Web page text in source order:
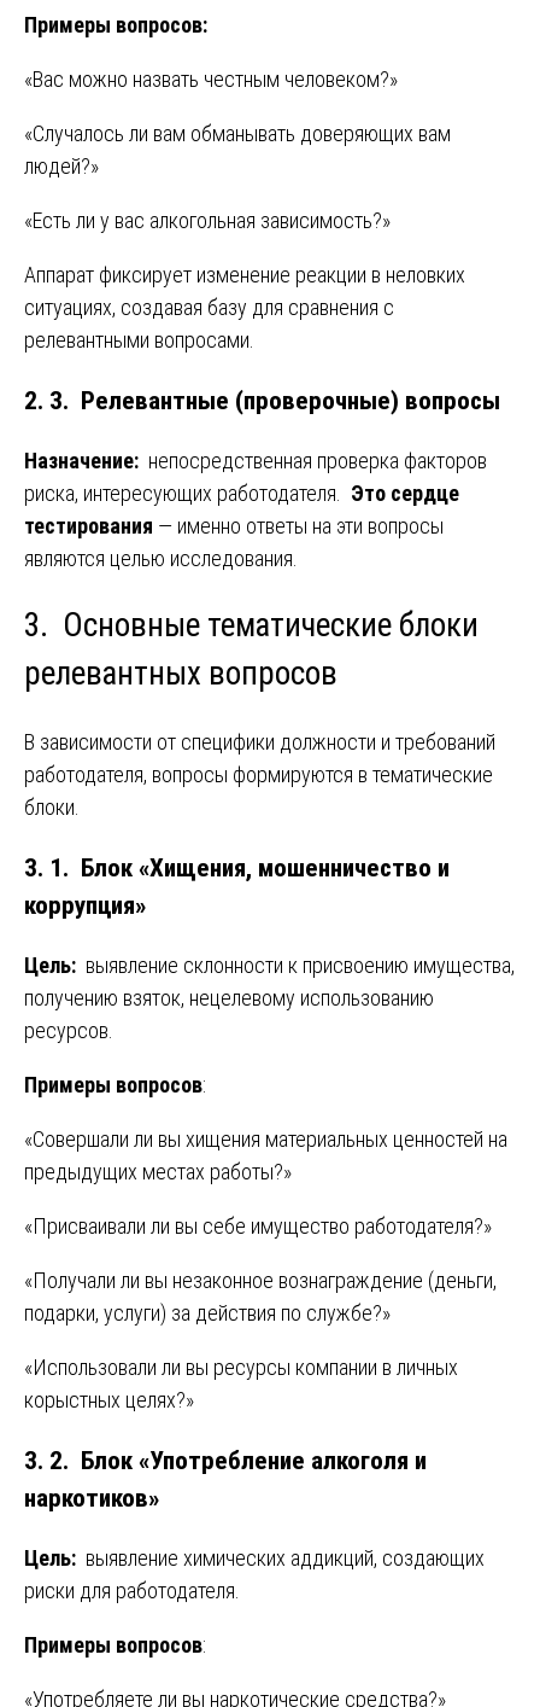
Примеры вопросов:
«Вас можно назвать честным человеком?»
«Случалось ли вам обманывать доверяющих вам
людей?»
«Есть ли у вас алкогольная зависимость?»
Аппарат фиксирует изменение реакции в неловких
ситуациях, создавая базу для сравнения с
релевантными вопросами.
2. 3. Релевантные (проверочные) вопросы
Назначение: непосредственная проверка факторов
риска, интересующих работодателя. Это сердце
тестирования — именно ответы на эти вопросы
являются целью исследования.
3. Основные тематические блоки
релевантных вопросов
В зависимости от специфики должности и требований
работодателя, вопросы формируются в тематические
блоки.
3. 1. Блок «Хищения, мошенничество и
коррупция»
Цель: выявление склонности к присвоению имущества,
получению взяток, нецелевому использованию
ресурсов.
Примеры вопросов:
«Совершали ли вы хищения материальных ценностей на
предыдущих местах работы?»
«Присваивали ли вы себе имущество работодателя?»
«Получали ли вы незаконное вознаграждение (деньги,
подарки, услуги) за действия по службе?»
«Использовали ли вы ресурсы компании в личных
корыстных целях?»
3. 2. Блок «Употребление алкоголя и
наркотиков»
Цель: выявление химических аддикций, создающих
риски для работодателя.
Примеры вопросов:
«Употребляете ли вы наркотические средства?»